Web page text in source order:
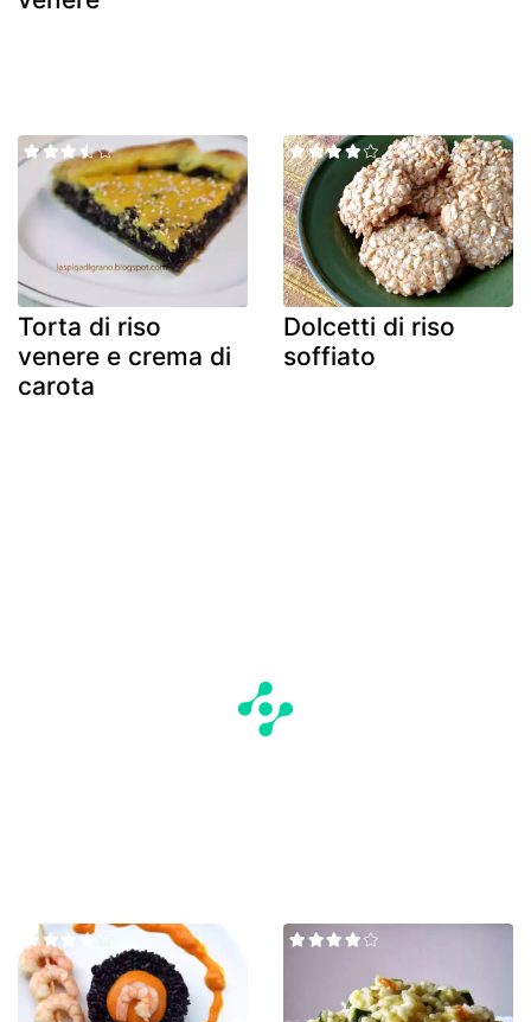
Torta di riso
venere e crema di
carota
Dolcetti di riso
soffiato